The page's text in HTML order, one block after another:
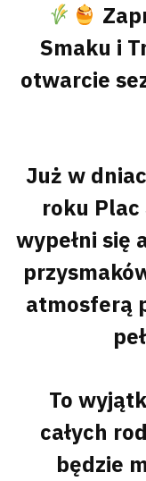
Smaku i
otwarcie
Już w
roku
wypełni się
atmosferą
To
całych
będzie